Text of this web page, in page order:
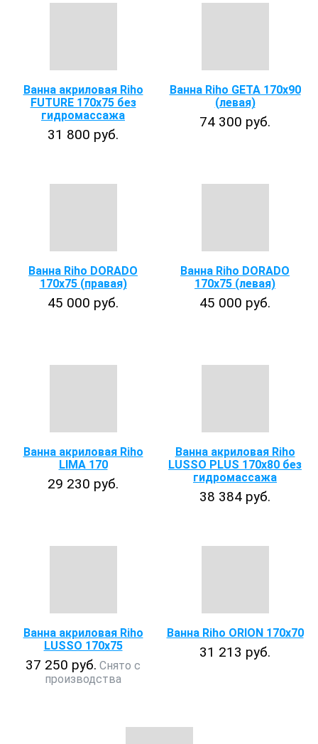
Ванна акриловая Riho
FUTURE 170x75 без
гидромассажа
31 800 руб.
Ванна Riho GETA 170х90
(левая)
74 300 руб.
Ванна Riho DORADO
170х75 (правая)
45 000 руб.
Ванна Riho DORADO
170х75 (левая)
45 000 руб.
Ванна акриловая Riho
LIMA 170
29 230 руб.
Ванна акриловая Riho
LUSSO PLUS 170x80 без
гидромассажа
38 384 руб.
Ванна акриловая Riho
LUSSO 170x75
37 250 руб. Снято с
производства
Ванна Riho ORION 170х70
31 213 руб.